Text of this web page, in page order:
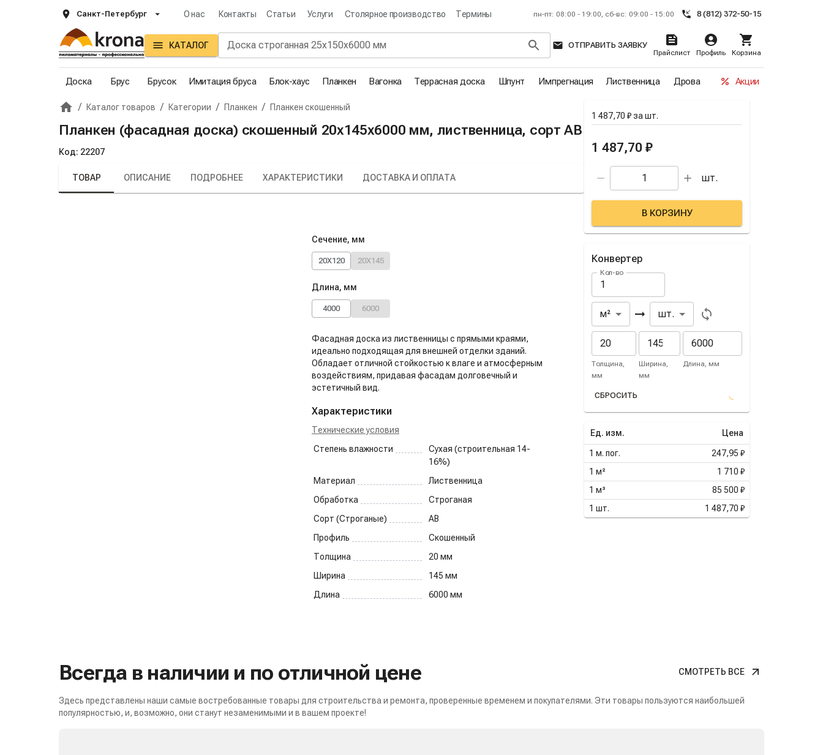
Санкт-Петербург О нас Контакты Статьи Услуги Столярное производство Термины пн-пт: 08:00 - 19:00, сб-вс: 09:00 - 15:00 8 (812) 372-50-15
КАТАЛОГ ОТПРАВИТЬ ЗАЯВКУ
Прайслист Профиль Корзина
Доска Брус Брусок Имитация бруса Блок-хаус Планкен Вагонка Террасная доска Шпунт Импрегнация Лиственница Дрова Акции
Главная
/ Каталог товаров / Категории / Планкен / Планкен скошенный
Планкен (фасадная доска) скошенный 20х145х6000 мм, лиственница, сорт AB
Код: 22207
Крона
ТОВАР ОПИСАНИЕ ПОДРОБНЕЕ ХАРАКТЕРИСТИКИ ДОСТАВКА И ОПЛАТА
Сечение, мм
20X120 20X145
Длина, мм
4000 6000
Фасадная доска из лиственницы с прямыми краями,
идеально подходящая для внешней отделки зданий.
Обладает отличной стойкостью к влаге и атмосферным
воздействиям, придавая фасадам долговечный и
эстетичный вид.
Характеристики
Технические условия
Степень влажности
Сухая (строительная 14-
16%)
Материал
Лиственница
Обработка
Строганая
Сорт (Строганые)
AB
Профиль
Скошенный
Толщина
20 мм
Ширина
145 мм
Длина
6000 мм
1 487,70 ₽за шт.
1 487,70 ₽
шт.
В КОРЗИНУ
Конвертер
Кол-во
Из
м²
В
шт.
Толщина,
мм
Ширина,
мм
Длина, мм
СБРОСИТЬ
Ед. изм. Цена
1 м. пог.
247,95 ₽
1 м²
1 710 ₽
1 м³
85 500 ₽
1 шт. 1 487,70 ₽
Всегда в наличии и по отличной цене СМОТРЕТЬ ВСЕ
Здесь представлены наши самые востребованные товары для строительства и ремонта, проверенные временем и покупателями. Эти товары пользуются наибольшей
популярностью, и, возможно, они станут незаменимыми и в вашем проекте!